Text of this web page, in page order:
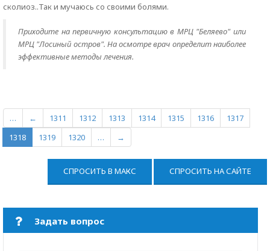
сколиоз..Так и мучаюсь со своими болями.
Приходите на первичную консультацию в МРЦ "Беляево" или
МРЦ "Лосиный остров". На осмотре врач определит наиболее
эффективные методы лечения.
… ← 1311 1312 1313 1314 1315 1316
1317
1318
1319 1320 … →
СПРОСИТЬ В МАКС СПРОСИТЬ НА САЙТЕ
Задать вопрос